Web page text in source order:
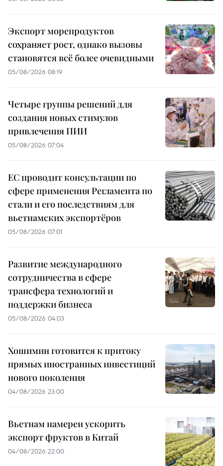
Экспорт морепродуктов
сохраняет рост, однако вызовы
становятся всё более очевидными
05/08/2026 08:19
Четыре группы решений для
создания новых стимулов
привлечения ПИИ
05/08/2026 07:04
ЕС проводит консультации по
сфере применения Регламента по
стали и его последствиям для
вьетнамских экспортёров
05/08/2026 07:01
Развитие международного
сотрудничества в сфере
трансфера технологий и
поддержки бизнеса
05/08/2026 04:03
Хошимин готовится к притоку
прямых иностранных инвестиций
нового поколения
04/08/2026 23:00
Вьетнам намерен ускорить
экспорт фруктов в Китай
04/08/2026 22:00